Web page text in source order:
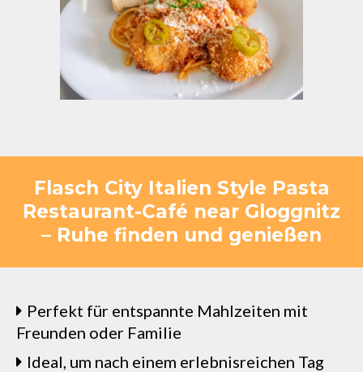
Flasch City Italien Style Pasta
Restaurant-Café near Gloggnitz
– Ruhe finden und genießen
Perfekt für entspannte Mahlzeiten mit
Freunden oder Familie
Ideal, um nach einem erlebnisreichen Tag